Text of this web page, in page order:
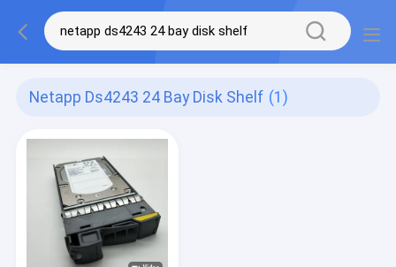
Netapp Ds4243 24 Bay Disk Shelf (1)